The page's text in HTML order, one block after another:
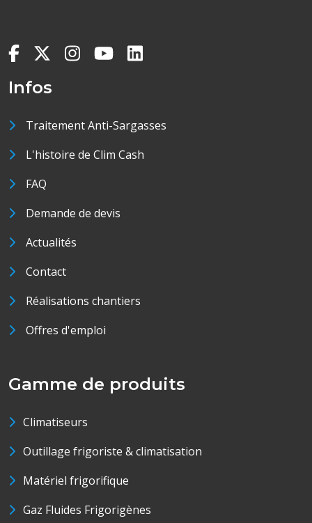
Infos
Traitement Anti-Sargasses
L'histoire de Clim Cash
FAQ
Demande de devis
Actualités
Contact
Réalisations chantiers
Offres d'emploi
Gamme de produits
Climatiseurs
Outillage frigoriste & climatisation
Matériel frigorifique
Gaz Fluides Frigorigènes